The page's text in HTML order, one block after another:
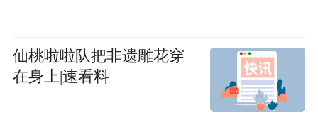
仙桃啦啦队把非遗雕花穿
在身上|速看料